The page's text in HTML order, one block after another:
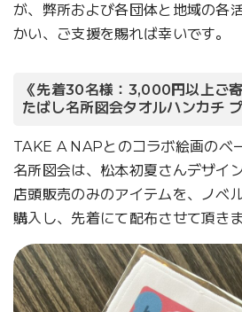
が、弊所および各団体と地域の各
かい、ご支援を賜れば幸いです。
《先着30名様：3,000円以上ご
たばし名所図会タオルハンカチ
TAKE A NAPとのコラボ絵画のベ
名所図会は、松本初夏さんデザイ
店頭販売のみのアイテムを、ノベ
購入し、先着にて配布させて頂きま